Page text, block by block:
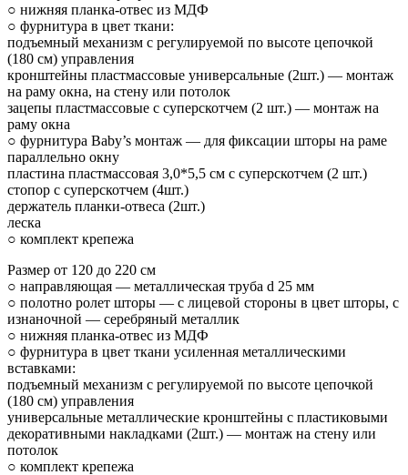
○ нижняя планка-отвес из МДФ
○ фурнитура в цвет ткани:
подъемный механизм с регулируемой по высоте цепочкой
(180 см) управления
кронштейны пластмассовые универсальные (2шт.) — монтаж
на раму окна, на стену или потолок
зацепы пластмассовые с суперскотчем (2 шт.) — монтаж на
раму окна
○ фурнитура Baby’s монтаж — для фиксации шторы на раме
параллельно окну
пластина пластмассовая 3,0*5,5 см с суперскотчем (2 шт.)
стопор с суперскотчем (4шт.)
держатель планки-отвеса (2шт.)
леска
○ комплект крепежа
Размер от 120 до 220 см
○ направляющая — металлическая труба d 25 мм
○ полотно ролет шторы — с лицевой стороны в цвет шторы, с
изнаночной — серебряный металлик
○ нижняя планка-отвес из МДФ
○ фурнитура в цвет ткани усиленная металлическими
вставками:
подъемный механизм с регулируемой по высоте цепочкой
(180 см) управления
универсальные металлические кронштейны с пластиковыми
декоративными накладками (2шт.) — монтаж на стену или
потолок
○ комплект крепежа